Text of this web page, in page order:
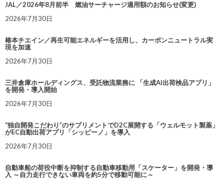
JAL／2026年8月前半 燃油サーチャージ適用額のお知らせ(変更)
2026年7月30日
椿本チエイン／再生可能エネルギーを活用し、カーボンニュートラル実
現を加速
2026年7月30日
三井倉庫ホールディングス、受託物流業務に 「生成AI出荷検品アプリ」
を開発・導入開始
2026年7月30日
“独自開発こだわり”のサプリメントでD2C展開する「ウェルモット製薬」
がEC自動出荷アプリ「シッピーノ」を導入
2026年7月30日
自動車船の荷役中断を抑制する自動車移動用「スケーター」を開発・導
入 ～自力走行できない車両を約5分で移動可能に～